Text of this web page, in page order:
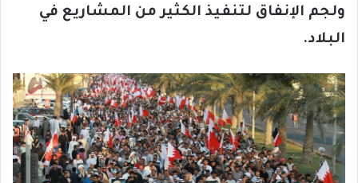
ولجم الإنفاق لتنفيذ الكثير من المشاريع في
البلاد.